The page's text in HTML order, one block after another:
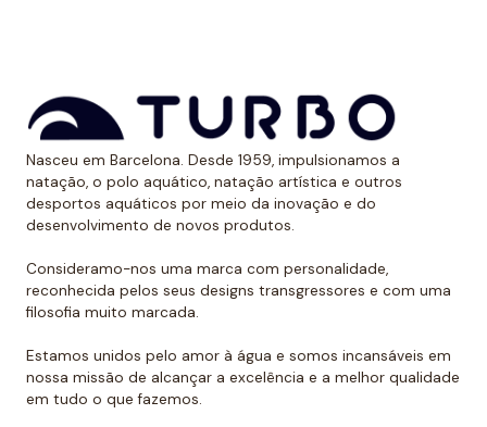
Turbo com alças finas, sugerimos optar por um
tamanho maior, já que são um pouco menores.
Nasceu em Barcelona. Desde 1959, impulsionamos a
natação, o polo aquático, natação artística e outros
desportos aquáticos por meio da inovação e do
desenvolvimento de novos produtos.
Consideramo-nos uma marca com personalidade,
reconhecida pelos seus designs transgressores e com uma
filosofia muito marcada.
Estamos unidos pelo amor à água e somos incansáveis em
nossa missão de alcançar a excelência e a melhor qualidade
em tudo o que fazemos.